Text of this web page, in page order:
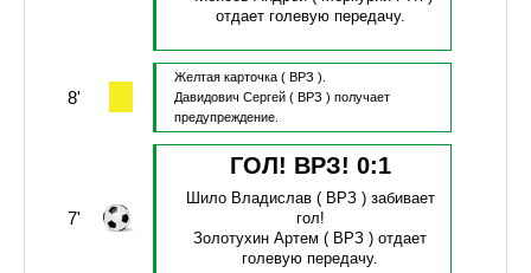
отдает голевую передачу.
8'
Желтая карточка ( ВРЗ ).
Давидович Сергей( ВРЗ ) получает
предупреждение.
7'
ГОЛ! ВРЗ! 0:1
Шило Владислав( ВРЗ ) забивает
гол!
Золотухин Артем ( ВРЗ )отдает
голевую передачу.